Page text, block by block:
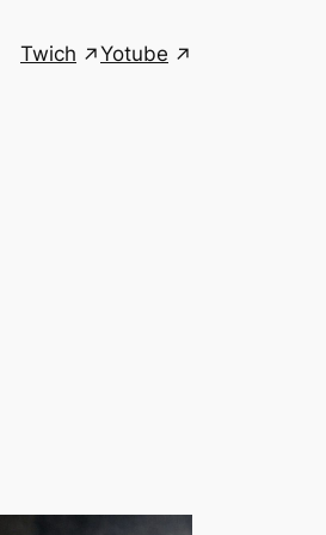
Twich Yotube